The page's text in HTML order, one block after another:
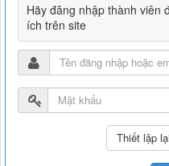
Hãy đăng nhập thành viên
ích trên site